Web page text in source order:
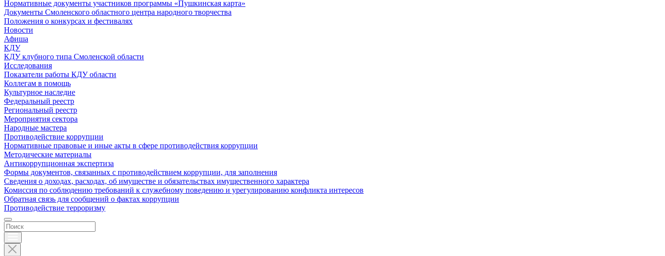
Нормативные документы участников программы «Пушкинская карта»
Документы Смоленского областного центра народного творчества
Положения о конкурсах и фестивалях
Новости
Афиша
КДУ
КДУ клубного типа Смоленской области
Исследования
Показатели работы КДУ области
Коллегам в помощь
Культурное наследие
Федеральный реестр
Региональный реестр
Мероприятия сектора
Народные мастера
Противодействие коррупции
Нормативные правовые и иные акты в сфере противодействия коррупции
Методические материалы
Антикоррупционная экспертиза
Формы документов, связанных с противодействием коррупции, для заполнения
Сведения о доходах, расходах, об имуществе и обязательствах имущественного характера
Комиссия по соблюдению требований к служебному поведению и урегулированию конфликта интересов
Обратная связь для сообщений о фактах коррупции
Противодействие терроризму